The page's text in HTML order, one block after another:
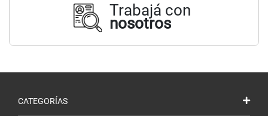
Trabajá con
nosotros
CATEGORÍAS